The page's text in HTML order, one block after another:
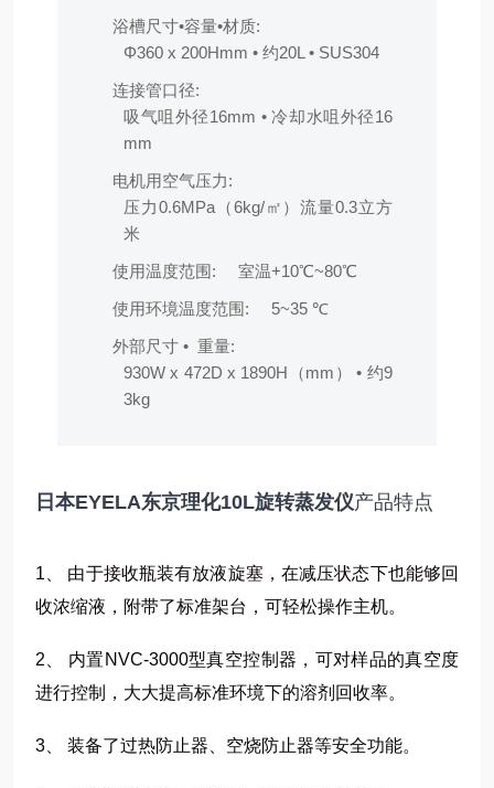
浴槽尺寸•容量•材质:
Φ360 x 200Hmm • 约20L • SUS304
连接管口径:
吸气咀外径16mm • 冷却水咀外径16
mm
电机用空气压力:
压力0.6MPa（6kg/㎡）流量0.3立方
米
使用温度范围:
室温+10℃~80℃
使用环境温度范围:
5~35 ℃
外部尺寸 • 重量:
930W x 472D x 1890H（mm） • 约9
3kg
日本EYELA东京理化10L旋转蒸发仪产品特点
1、 由于接收瓶装有放液旋塞，在减压状态下也能够回
收浓缩液，附带了标准架台，可轻松操作主机。
2、 内置NVC-3000型真空控制器，可对样品的真空度
进行控制，大大提高标准环境下的溶剂回收率。
3、 装备了过热防止器、空烧防止器等安全功能。